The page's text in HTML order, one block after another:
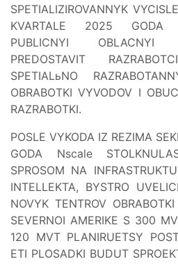
SPETIALIZIROVANNYK
KVARTALE 2025 GODA
PUBLICNYI OBLACNYI
PREDOSTAVIT
SPETIALьNO
OBRABOTKI VYVODOV I
RAZRABOTKI.
POSLE VYKODA IZ REZIMA
GODA Nscale
SPROSOM NA
INTELLEKTA, BYSTRO
NOVYK TENTROV
SEVERNOI AMERIKE S 300
120 MVT PLANIRUETSY
ETI PLOSADKI BUDUT